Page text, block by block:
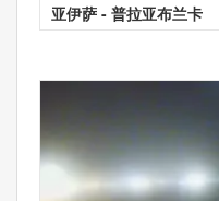
亚伊萨 - 普拉亚布兰卡